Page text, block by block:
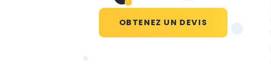
OBTENEZ UN DEVIS